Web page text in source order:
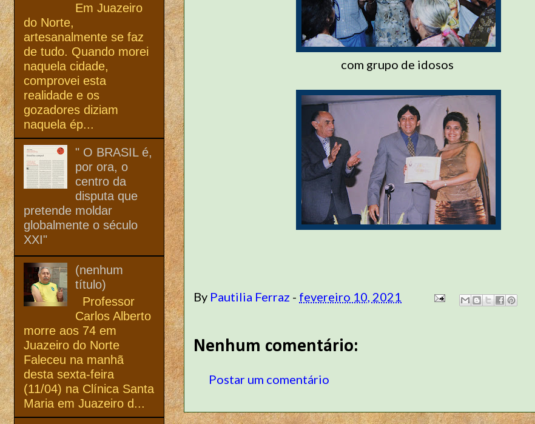
com grupo de idosos
By Pautilia Ferraz - fevereiro 10, 2021
Nenhum comentário:
Postar um comentário
Em Juazeiro
do Norte,
artesanalmente se faz
de tudo. Quando morei
naquela cidade,
comprovei esta
realidade e os
gozadores diziam
naquela ép...
" O BRASIL é,
por ora, o
centro da
disputa que
pretende moldar
globalmente o século
XXI"
(nenhum
título)
Professor
Carlos Alberto
morre aos 74 em
Juazeiro do Norte
Faleceu na manhã
desta sexta-feira
(11/04) na Clínica Santa
Maria em Juazeiro d...